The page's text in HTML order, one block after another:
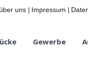
uns Impressum
Gewerbe